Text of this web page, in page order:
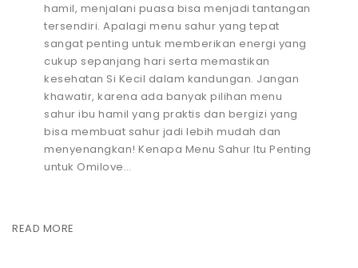
hamil, menjalani puasa bisa menjadi tantangan
tersendiri. Apalagi menu sahur yang tepat
sangat penting untuk memberikan energi yang
cukup sepanjang hari serta memastikan
kesehatan Si Kecil dalam kandungan. Jangan
khawatir, karena ada banyak pilihan menu
sahur ibu hamil yang praktis dan bergizi yang
bisa membuat sahur jadi lebih mudah dan
menyenangkan! Kenapa Menu Sahur Itu Penting
untuk Omilove…
READ MORE